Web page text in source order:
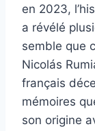
en 2023,
a révélé
semble que
Nicolás
français
mémoires
son origine